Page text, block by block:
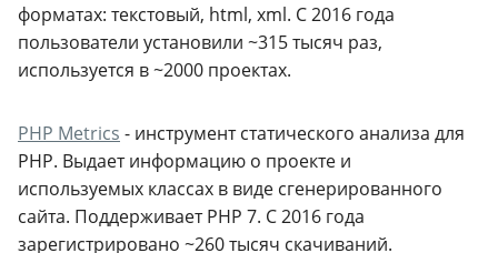
форматах: текстовый, html, xml. С 2016 года
пользователи установили ~315 тысяч раз,
используется в ~2000 проектах.
PHP Metrics - инструмент статического анализа для
PHP. Выдает информацию о проекте и
используемых классах в виде сгенерированного
сайта. Поддерживает PHP 7. С 2016 года
зарегистрировано ~260 тысяч скачиваний.